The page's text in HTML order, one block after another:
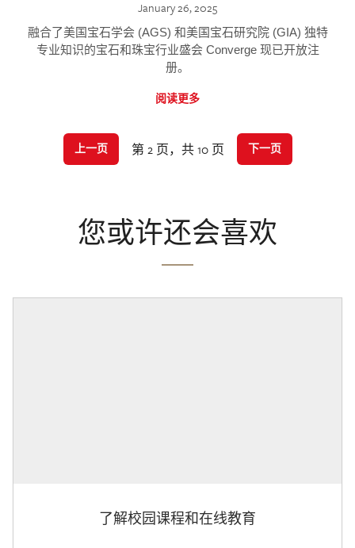
January 26, 2025
融合了美国宝石学会 (AGS) 和美国宝石研究院 (GIA) 独特
专业知识的宝石和珠宝行业盛会 Converge 现已开放注
册。
阅读更多
上一页 第 2 页，共 10 页 下一页
您或许还会喜欢
了解校园课程和在线教育